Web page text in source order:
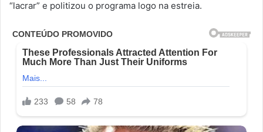
“lacrar” e politizou o programa logo na estreia.